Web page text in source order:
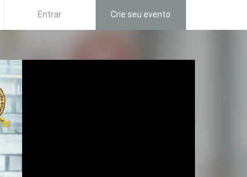
Entrar Crie seu evento